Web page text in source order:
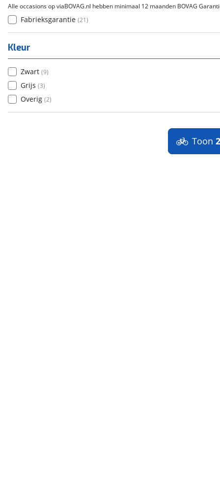
Alle occasions op viaBOVAG.nl hebben minimaal 12 maanden BOVAG
Fabrieksgarantie (21)
Kleur
Zwart (9)
Grijs (3)
Overig (2)
Toon